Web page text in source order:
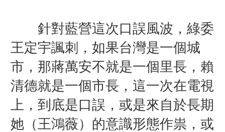
針對藍營這次口誤風波，綠委
王定宇諷刺，如果台灣是一個城
市，那蔣萬安不就是一個里長，賴
清德就是一個市長，這一次在電視
上，到底是口誤，或是來自於長期
她（王鴻薇）的意識形態作祟，或